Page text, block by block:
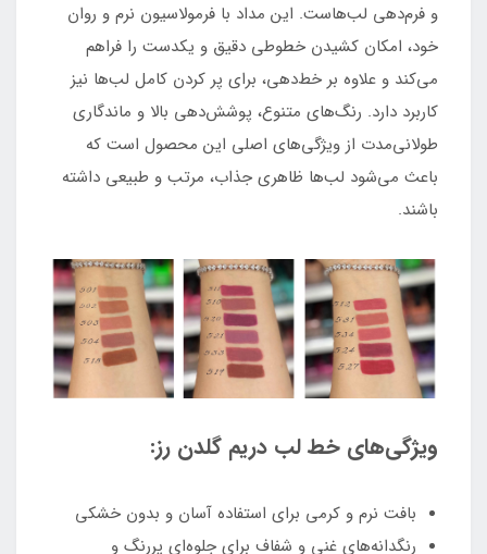
و فرم‌دهی لب‌هاست. این مداد با فرمولاسیون نرم و روان
خود، امکان کشیدن خطوطی دقیق و یکدست را فراهم
می‌کند و علاوه بر خط‌دهی، برای پر کردن کامل لب‌ها نیز
کاربرد دارد. رنگ‌های متنوع، پوشش‌دهی بالا و ماندگاری
طولانی‌مدت از ویژگی‌های اصلی این محصول است که
باعث می‌شود لب‌ها ظاهری جذاب، مرتب و طبیعی داشته
باشند.
ویژگی‌های خط لب دریم گلدن رز:
بافت نرم و کرمی برای استفاده آسان و بدون خشکی
رنگدانه‌های غنی و شفاف برای جلوه‌ای پررنگ و